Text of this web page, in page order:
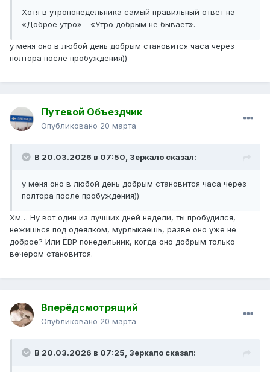
Хотя в утропонедельника самый правильный ответ на
«Доброе утро» - «Утро добрым не бывает».
у меня оно в любой день добрым становится часа через
полтора после пробуждения))
Путевой Объездчик
Опубликовано 20 марта
В 20.03.2026 в 07:50, Зеркало сказал:
у меня оно в любой день добрым становится часа через
полтора после пробуждения))
Хм… Ну вот один из лучших дней недели, ты пробудился,
нежишься под одеялком, мурлыкаешь, разве оно уже не
доброе? Или ЁВР понедельник, когда оно добрым только
вечером становится.
Вперёдсмотрящий
Опубликовано 20 марта
В 20.03.2026 в 07:25, Зеркало сказал: